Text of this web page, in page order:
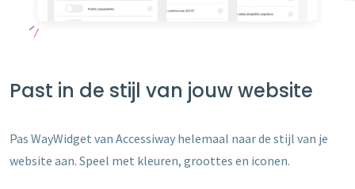
Past in de stijl van jouw website
Pas WayWidget van Accessiway helemaal naar de stijl van je
website aan. Speel met kleuren, groottes en iconen.